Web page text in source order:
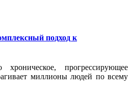
подход к
прогрессирующее
миллионы людей по всему